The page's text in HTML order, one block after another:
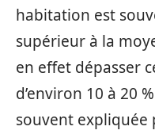
habitation est
supérieur à la
en effet dépasser
d’environ 10 à 20
souvent expliquée